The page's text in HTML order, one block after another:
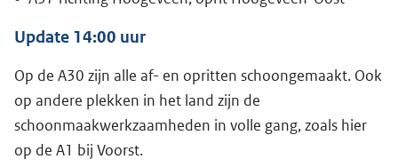
Update 14:00 uur
Op de A30 zijn alle af- en opritten schoongemaakt. Ook
op andere plekken in het land zijn de
schoonmaakwerkzaamheden in volle gang, zoals hier
op de A1 bij Voorst.